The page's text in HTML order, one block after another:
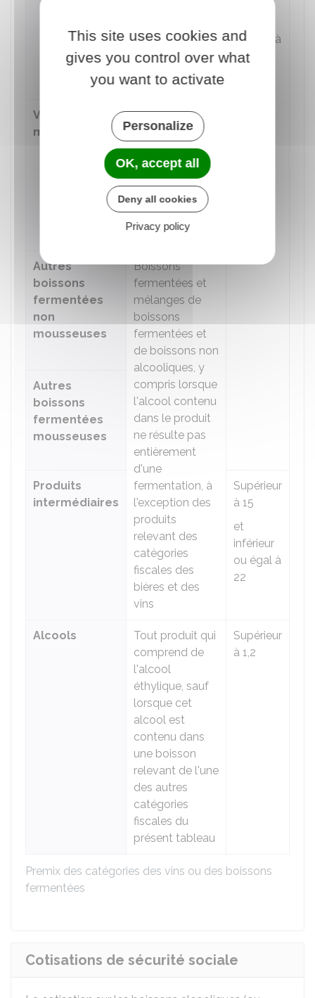
Premix des catégories des vins ou des boissons
fermentées
autres vins de
raisins frais
préparés à l'aide
de plantes ou
aromatiques,
lorsque l'alcool
contenu dans le
produit fini
résulte
entièrement
fermentation
ou égal à
15
Vins
mousseux
Autres
boissons
fermentées
non
mousseuses
Boissons
fermentées et
mélanges de
boissons
fermentées et
de boissons non
alcooliques, y
compris lorsque
l'alcool contenu
dans le produit
ne résulte pas
entièrement
d'une
fermentation, à
l'exception des
produits
relevant des
catégories
fiscales des
bières et des
vins
Autres
boissons
fermentées
mousseuses
Produits
intermédiaires
Supérieur
à 15
et
inférieur
ou égal à
22
Alcools
Tout produit qui
comprend de
l'alcool
éthylique, sauf
lorsque cet
alcool est
contenu dans
une boisson
relevant de l'une
des autres
catégories
fiscales du
présent tableau
Supérieur
à 1,2
Cotisations de sécurité sociale
This site uses cookies and
gives you control over what
you want to activate
Personalize
OK, accept all
Deny all cookies
Privacy policy